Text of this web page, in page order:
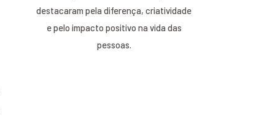
destacaram pela diferença, criatividade
e pelo impacto positivo na vida das
pessoas.